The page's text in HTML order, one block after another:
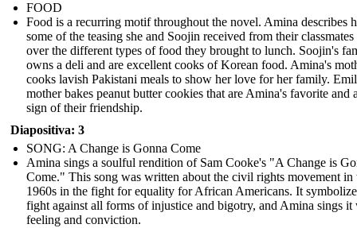
FOOD
Food is a recurring motif throughout the novel. Amina describes
some of the teasing she and Soojin received from their classmates
over the different types of food they brought to lunch. Soojin's
owns a deli and are excellent cooks of Korean food. Amina's
cooks lavish Pakistani meals to show her love for her family.
mother bakes peanut butter cookies that are Amina's favorite and
sign of their friendship.
Diapositiva: 3
SONG: A Change is Gonna Come
Amina sings a soulful rendition of Sam Cooke's "A Change is
Come." This song was written about the civil rights movement in
1960s in the fight for equality for African Americans. It
fight against all forms of injustice and bigotry, and Amina sings it
feeling and conviction.